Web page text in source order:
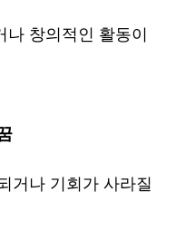
나 창의적인 활동이
거나 기회가 사라질